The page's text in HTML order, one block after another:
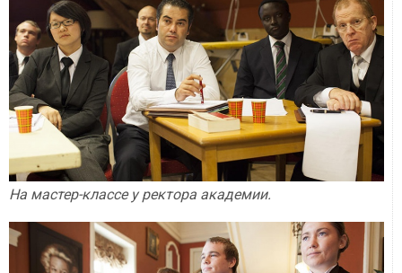
На мастер-классе у ректора академии.